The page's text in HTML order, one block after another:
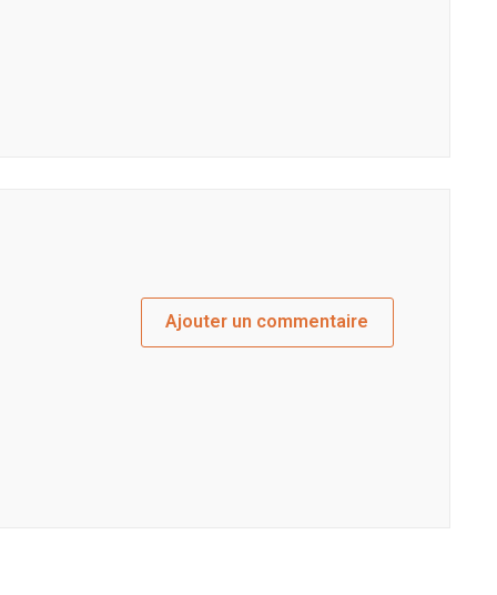
Ajouter un commentaire